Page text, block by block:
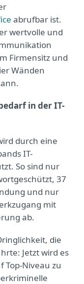
abrufbar ist.
wertvolle und
Firmensitz und
Wänden
in der IT-
durch eine
IT-
So sind nur
37
und nur
mit
ab.
die
Jetzt wird es
Top-Niveau zu